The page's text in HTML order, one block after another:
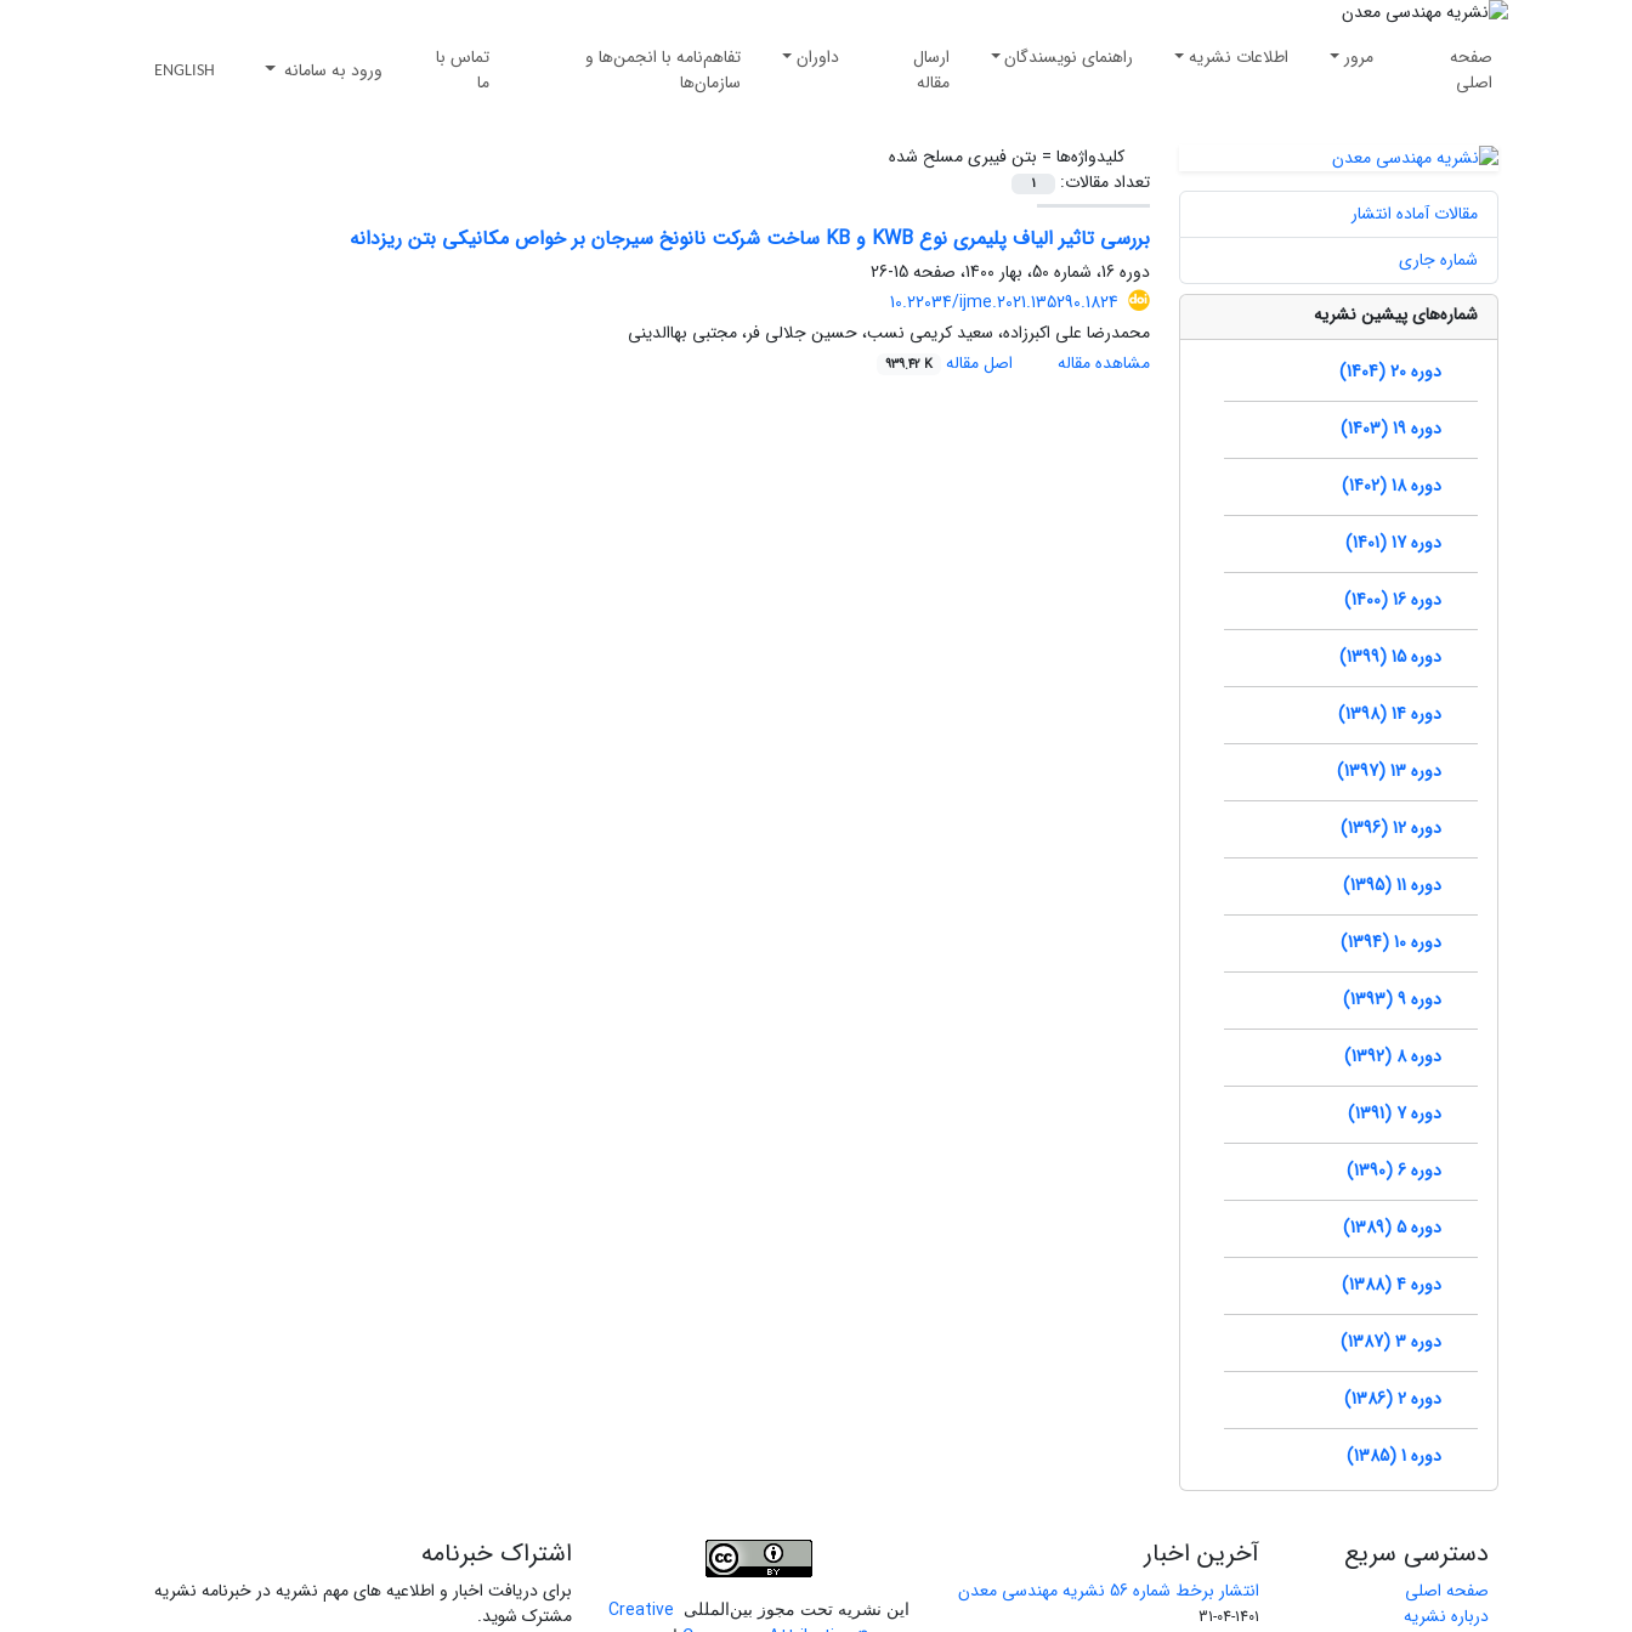
صفحه
اصلی
مرور اطلاعات نشریه راهنمای نویسندگان
ارسال
مقاله
داوران
تفاهم‌نامه با انجمن‌ها و
سازمان‌ها
تماس با
ما
ورود به سامانه ENGLISH
کلیدواژه‌ها = بتن فیبری مسلح شده
تعداد مقالات:
1
بررسی تاثیر الیاف پلیمری نوع KWB و KB ساخت شرکت نانونخ سیرجان بر خواص مکانیکی بتن ریزدانه
دوره 16، شماره 50، بهار 1400، صفحه
15-26
10.22034/ijme.2021.135290.1824
محمدرضا علی اکبرزاده، سعید کریمی نسب، حسین جلالی فر، مجتبی بهاالدینی
مشاهده مقاله
اصل مقاله 939.42 K
مقالات آماده انتشار
شماره جاری
شماره‌های پیشین نشریه
دوره 20 (1404)
دوره 19 (1403)
دوره 18 (1402)
دوره 17 (1401)
دوره 16 (1400)
دوره 15 (1399)
دوره 14 (1398)
دوره 13 (1397)
دوره 12 (1396)
دوره 11 (1395)
دوره 10 (1394)
دوره 9 (1393)
دوره 8 (1392)
دوره 7 (1391)
دوره 6 (1390)
دوره 5 (1389)
دوره 4 (1388)
دوره 3 (1387)
دوره 2 (1386)
دوره 1 (1385)
دسترسی سریع
صفحه اصلی
درباره نشریه
آخرین اخبار
انتشار برخط شماره 56 نشریه مهندسی معدن
1401-04-31 این نشریه تحت مجوز بین‌المللی
Creative
اشتراک خبرنامه
برای دریافت اخبار و اطلاعیه های مهم نشریه در خبرنامه نشریه
مشترک شوید.